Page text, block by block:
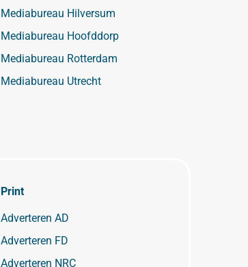
Mediabureau Hilversum
Mediabureau Hoofddorp
Mediabureau Rotterdam
Mediabureau Utrecht
Print
Adverteren AD
Adverteren FD
Adverteren NRC